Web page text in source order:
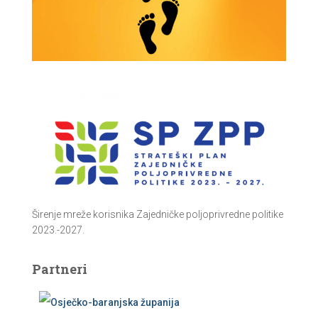
Širenje mreže korisnika Zajedničke poljoprivredne politike
2023.-2027.
Partneri